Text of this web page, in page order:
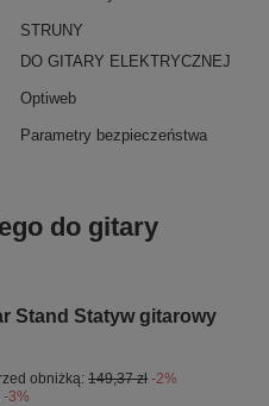
STRUNY
DO GITARY ELEKTRYCZNEJ
Optiweb
Parametry bezpieczeństwa
do gitary
Stand Statyw gitarowy
obniżką: 149,37 zł -2%
-3%